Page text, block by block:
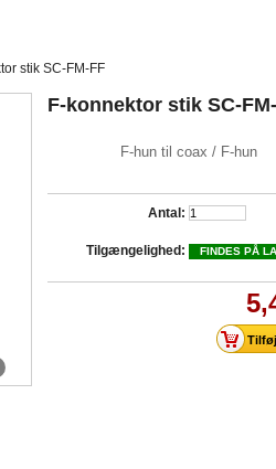
stik SC-FM-FF
F-konnektor stik SC-
F-hun til coax / F-hun
Antal:
Tilgængelighed: FINDES PÅ